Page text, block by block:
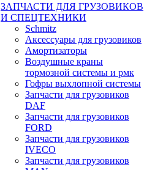
ЗАПЧАСТИ ДЛЯ ГРУЗОВИКОВ
И СПЕЦТЕХНИКИ
Schmitz
Аксессуары для грузовиков
Амортизаторы
Воздушные краны
тормозной системы и рмк
Гофры выхлопной системы
Запчасти для грузовиков
DAF
Запчасти для грузовиков
FORD
Запчасти для грузовиков
IVECO
Запчасти для грузовиков